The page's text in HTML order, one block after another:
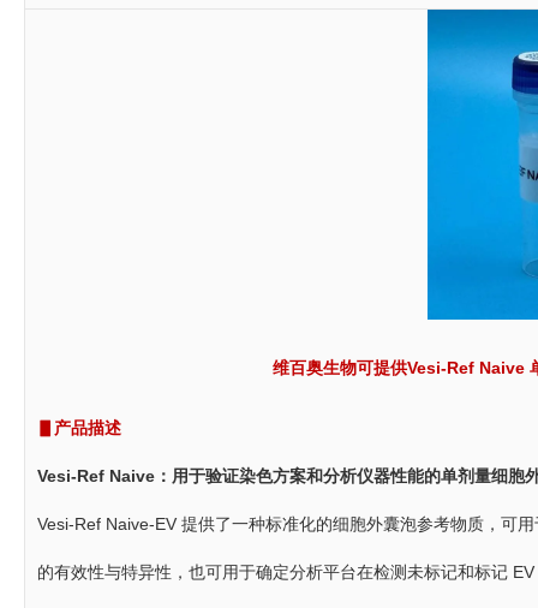
维百奥生物可提供Vesi-Ref Naive
▋产品描述
Vesi-Ref Naive：用于验证染色方案和分析仪器性能的单剂量细胞
Vesi-Ref Naive-EV 提供了一种标准化的细胞外囊泡参考物质，可
的有效性与特异性，也可用于确定分析平台在检测未标记和标记